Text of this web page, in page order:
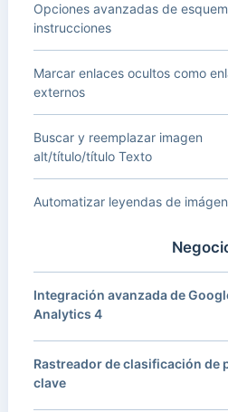
Opciones avanzadas de
instrucciones
Marcar enlaces ocultos como
externos
Buscar y reemplazar imagen
alt/título/título Texto
Automatizar leyendas de
Integración avanzada de
Analytics 4
Rastreador de clasificación de
clave